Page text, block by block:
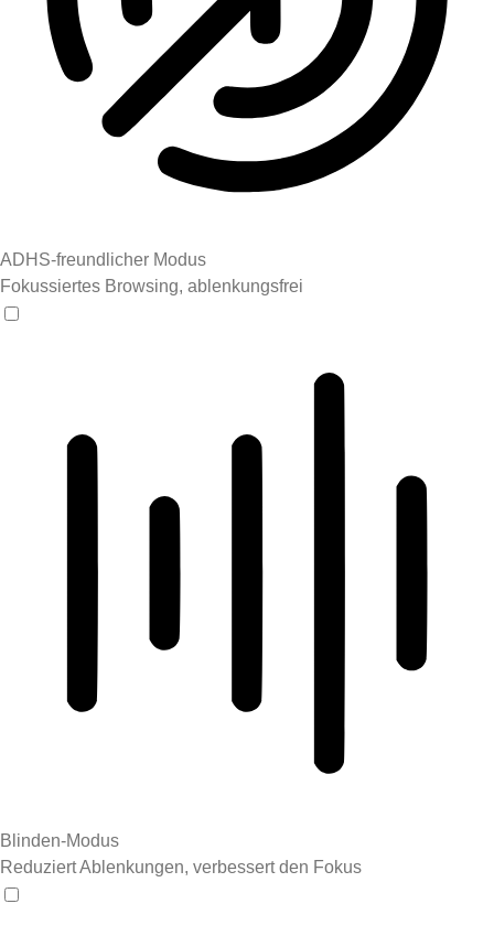
ADHS-freundlicher Modus
Fokussiertes Browsing, ablenkungsfrei
Blinden-Modus
Reduziert Ablenkungen, verbessert den Fokus